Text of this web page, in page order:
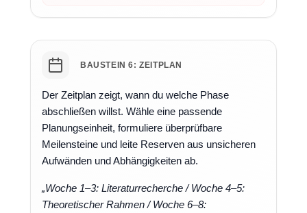
BAUSTEIN 6: ZEITPLAN
Der Zeitplan zeigt, wann du welche Phase
abschließen willst. Wähle eine passende
Planungseinheit, formuliere überprüfbare
Meilensteine und leite Reserven aus unsicheren
Aufwänden und Abhängigkeiten ab.
„Woche 1–3: Literaturrecherche / Woche 4–5:
Theoretischer Rahmen / Woche 6–8: